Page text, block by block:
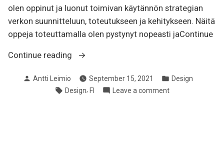
olen oppinut ja luonut toimivan käytännön strategian
verkon suunnitteluun, toteutukseen ja kehitykseen. Näitä
oppeja toteuttamalla olen pystynyt nopeasti jaContinue
Continue reading
“[FI]
salat”
Posted
Antti Leimio September 15, 2021
Posted
Design
Tags:
Design, FI Leave a commenton